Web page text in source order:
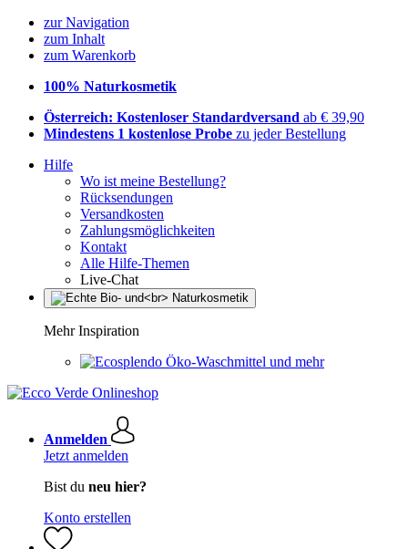
zur Navigation
zum Inhalt
zum Warenkorb
100% Naturkosmetik
Österreich: Kostenloser Standardversand ab € 39,90
Mindestens 1 kostenlose Probe zu jeder Bestellung
Hilfe
Wo ist meine Bestellung?
Rücksendungen
Versandkosten
Zahlungsmöglichkeiten
Kontakt
Alle Hilfe-Themen
Live-Chat
Mehr Inspiration
Öko-Waschmittel und mehr
Anmelden
Jetzt anmelden
Bist du neu hier?
Konto erstellen